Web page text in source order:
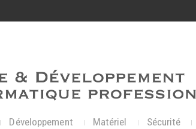
Développement Matériel Sécurité